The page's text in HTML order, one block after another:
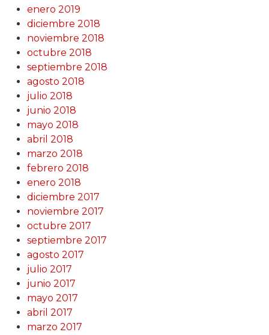
enero 2019
diciembre 2018
noviembre 2018
octubre 2018
septiembre 2018
agosto 2018
julio 2018
junio 2018
mayo 2018
abril 2018
marzo 2018
febrero 2018
enero 2018
diciembre 2017
noviembre 2017
octubre 2017
septiembre 2017
agosto 2017
julio 2017
junio 2017
mayo 2017
abril 2017
marzo 2017